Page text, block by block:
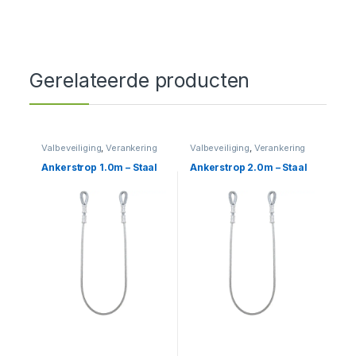
Gerelateerde producten
Valbeveiliging ,Verankering
Ankerstrop 1.0m – Staal
Valbeveiliging Verankering
Ankerstrop 2.0m – Staal